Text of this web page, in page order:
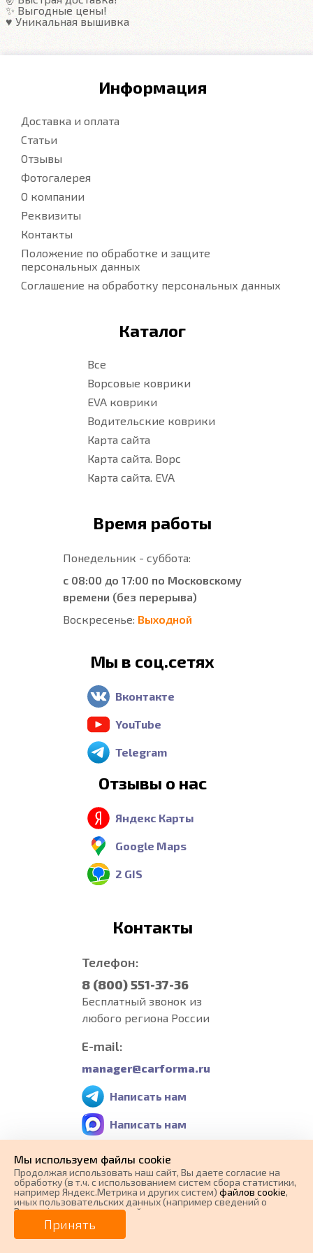
0 ₽
от0₽/мес. Плати частями
✨ Выгодные цены!
♥️ Уникальная вышивка
Информация
Доставка и оплата
Статьи
Отзывы
Фотогалерея
О компании
Реквизиты
Контакты
Положение по обработке и защите
персональных данных
Соглашение на обработку персональных данных
Каталог
Все
Ворсовые коврики
EVA коврики
Водительские коврики
Карта сайта
Карта сайта. Ворс
Карта сайта. EVA
Время работы
Понедельник - суббота:
с 08:00 до 17:00 по Московскому
времени (без перерыва)
Воскресенье: Выходной
Мы в соц.сетях
Вконтакте
YouTube
Telegram
Отзывы о нас
Яндекс Карты
Google Maps
2 GIS
Контакты
Телефон:
8 (800) 551-37-36
Бесплатный звонок из
любого региона России
E-mail:
manager@carforma.ru
Написать нам
Написать нам
Пункты выдачи:
Свердловская обл.,
Мы используем файлы cookie
Продолжая использовать наш cайт, Вы даете согласие на
обработку (в т.ч. с использованием систем сбора статистики,
например Яндекс.Метрика и других систем) файлов cookie,
иных пользовательских данных (например сведений о
Вашем ip-адресе, сведений о местоположении, типе
устройства, времени посещения страницы, сведений о
ресурсах сети Интернет, с которых были совершены
переходы на наш сайт, сведения о Ваших действиях на сайте
Принять